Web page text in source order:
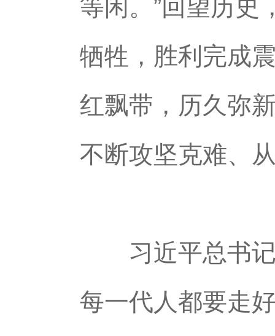
等闲。”回望历史
牺牲，胜利完成
红飘带，历久弥
不断攻坚克难、
习近平总书记
每一代人都要走